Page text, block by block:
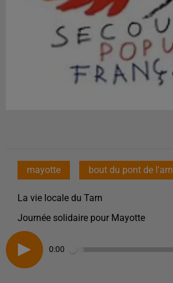
mayotte bout du pont de l'arn
La vie locale du Tarn
Journée solidaire pour Mayotte
0:00